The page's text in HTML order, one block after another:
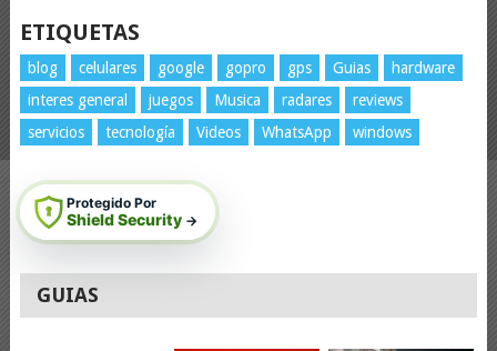
ETIQUETAS
blog celulares google gopro gps Guias
hardware
interes general
juegos Musica radares
reviews
servicios
tecnología Videos WhatsApp windows
Protegido Por
Shield Security →
GUIAS